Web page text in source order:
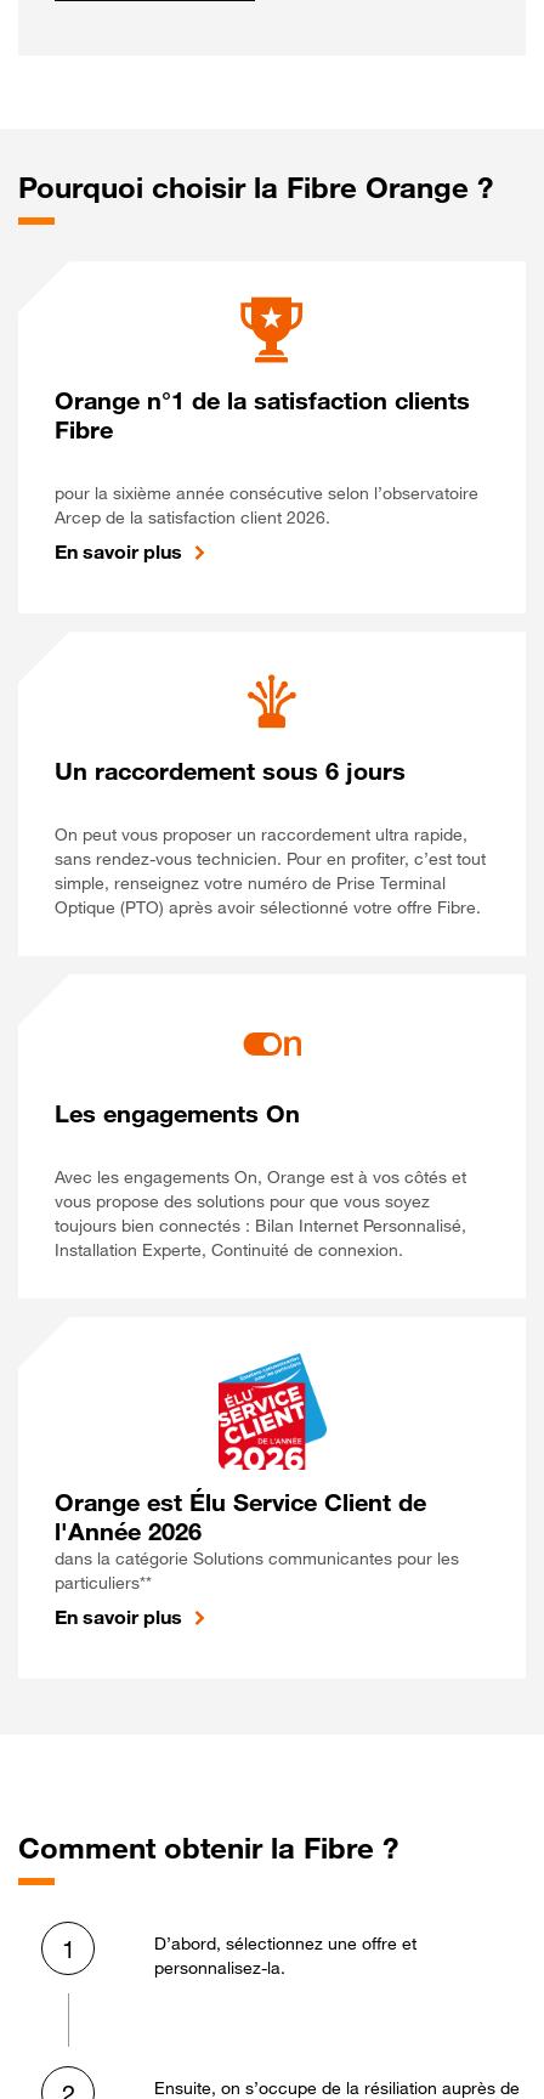
Pourquoi choisir la Fibre Orange ?
Orange n°1 de la satisfaction clients
Fibre
pour la sixième année consécutive selon l’observatoire
Arcep de la satisfaction client 2026.
En savoir plus
Un raccordement sous 6 jours
On peut vous proposer un raccordement ultra rapide,
sans rendez-vous technicien. Pour en profiter, c’est tout
simple, renseignez votre numéro de Prise Terminal
Optique (PTO) après avoir sélectionné votre offre Fibre.
Les engagements On
Avec les engagements On, Orange est à vos côtés et
vous propose des solutions pour que vous soyez
toujours bien connectés : Bilan Internet Personnalisé,
Installation Experte, Continuité de connexion.
Orange est Élu Service Client de
l'Année 2026
dans la catégorie Solutions communicantes pour les
particuliers**
En savoir plus
Comment obtenir la Fibre ?
1
D’abord, sélectionnez une offre et
personnalisez-la.
Ensuite, on s’occupe de la résiliation auprès de